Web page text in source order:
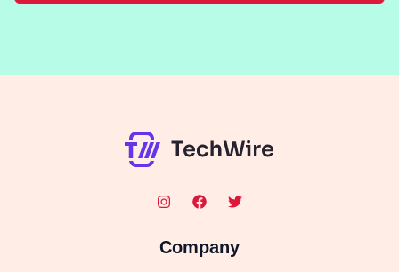
Company